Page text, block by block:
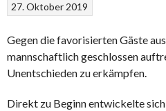
27. Oktober 2019
Gegen die favorisierten Gäste
mannschaftlich geschlossen
Unentschieden zu erkämpfen.
Direkt zu Beginn entwickelte